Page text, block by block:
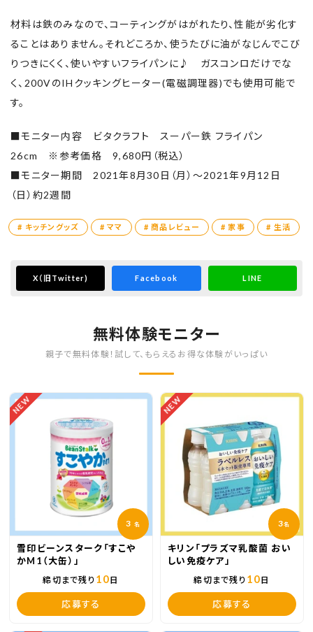
（目玉焼きは美味しくできそうですがオムライス
は怖い😱）
なのでテフロン加工のフライパンと使い分けつ
つ、鉄フライパンを楽しめたらと思います🍳
材料は鉄のみなので、コーティングがはがれたり、性能が劣化す
ることはありません。それどころか、使うたびに油がなじんでこび
りつきにくく、使いやすいフライパンに♪ ガスコンロだけでな
く、200VのIHクッキングヒーター(電磁調理器)でも使用可能で
す。
■モニター内容 ビタクラフト スーパー鉄 フライパン
26cm ※参考価格 9,680円（税込）
■モニター期間 2021年8月30日（月）～2021年9月12日
（日）約2週間
# キッチングッズ # ママ # 商品レビュー # 家事 # 生活
X （旧Twitter) Facebook LINE
無料体験モニター
親子で無料体験！試して、もらえるお得な体験がいっぱい
NEW
3 名
雪印ビーンスターク「すこや
かM1（大缶）」
締切まで残り 10日
応募する
NEW
3名
キリン「プラズマ乳酸菌 おい
しい免疫ケア」
締切まで残り 10日
応募する